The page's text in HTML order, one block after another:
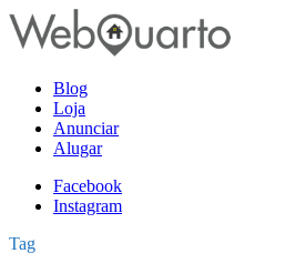
Blog
Loja
Anunciar
Alugar
Facebook
Instagram
Tag